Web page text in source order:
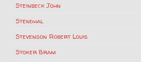
Steinbeck John
Stendhal
Stevenson Robert Louis
Stoker Bram